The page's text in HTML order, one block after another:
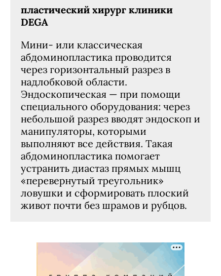
пластический хирург клиники
DEGA
Мини- или классическая
абдоминопластика проводится
через горизонтальный разрез в
надлобковой области.
Эндоскопическая — при помощи
специального оборудования: через
небольшой разрез вводят эндоскоп и
манипуляторы, которыми
выполняют все действия. Такая
абдоминопластика помогает
устранить диастаз прямых мышц
«перевернутый треугольник»
ловушки и сформировать плоский
живот почти без шрамов и рубцов.